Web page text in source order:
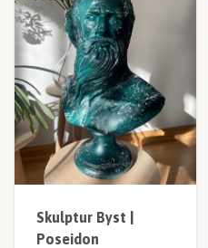
Skulptur Byst |
Poseidon